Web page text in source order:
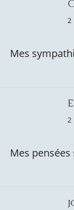
2
Mes
2
Mes